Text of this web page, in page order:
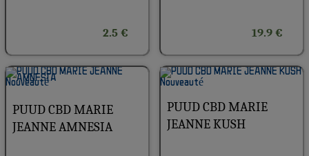
2.5 € 19.9 €
PUUD CBD MARIE
JEANNE AMNESIA
PUUD CBD MARIE
JEANNE KUSH